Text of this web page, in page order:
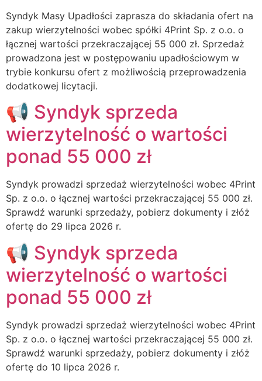
Syndyk Masy Upadłości zaprasza do składania ofert na
zakup wierzytelności wobec spółki 4Print Sp. z o.o. o
łącznej wartości przekraczającej 55 000 zł. Sprzedaż
prowadzona jest w postępowaniu upadłościowym w
trybie konkursu ofert z możliwością przeprowadzenia
dodatkowej licytacji.
📢 Syndyk sprzeda
wierzytelność o wartości
ponad 55 000 zł
Syndyk prowadzi sprzedaż wierzytelności wobec 4Print
Sp. z o.o. o łącznej wartości przekraczającej 55 000 zł.
Sprawdź warunki sprzedaży, pobierz dokumenty i złóż
ofertę do 29 lipca 2026 r.
📢 Syndyk sprzeda
wierzytelność o wartości
ponad 55 000 zł
Syndyk prowadzi sprzedaż wierzytelności wobec 4Print
Sp. z o.o. o łącznej wartości przekraczającej 55 000 zł.
Sprawdź warunki sprzedaży, pobierz dokumenty i złóż
ofertę do 10 lipca 2026 r.